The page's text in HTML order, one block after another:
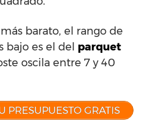
barato, el rango de
bajo es el del parquet
oscila entre 7 y 40
PRESUPUESTO GRATIS